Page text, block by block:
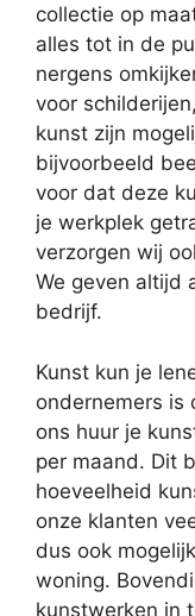
collectie op
alles tot in de
nergens
voor
kunst zijn
bijvoorbeeld
voor dat deze
je werkplek
verzorgen wij
We geven altijd
bedrijf.
Kunst kun je
ondernemers is
ons huur je
per maand. Dit
hoeveelheid
onze klanten
dus ook
woning.
kunstwerken in